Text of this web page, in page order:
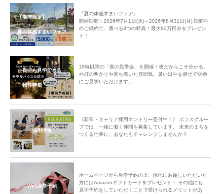
【期間限定】
夏の体感すまいフェア
『夏の体感すまいフェア』
開催期間：2026年7月1日(水)～2026年8月31日(月) 期間中
のご成約で、選べる3つの特典！最大80万円分をプレゼン
ト！
夜でも見学できる
物件特集
18時以降の「夜の見学会」を開催！夜だからこそ分かる、
外灯の明かりや落ち着いた雰囲気。暑い日中を避けて快適
にご見学いただけます。
採用情報
《新卒・キャリア採用エントリー受付中！》 ポラスグルー
プでは、一緒に働く仲間を募集しています。 未来のまちを
つくる仕事に、あなたもチャレンジしませんか？
Web見学予約
ホームページから見学予約の上、現地にお越しいただいた
方にはAmazonギフトカードをプレゼント！ その他にも、
見学予約をしていただくことで受けられるメリットがあ